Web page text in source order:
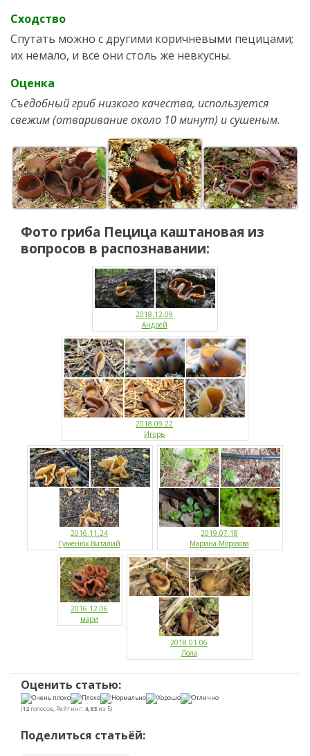
Сходство
Спутать можно с другими коричневыми пецицами;
их немало, и все они столь же невкусны.
Оценка
Съедобный гриб низкого качества, используется
свежим (отваривание около 10 минут) и сушеным.
Фото гриба Пецица каштановая из
вопросов в распознавании:
2018.12.09
Андрей
2018.09.22
Игорь
2016.11.24
Гуменюк Виталий
2019.07.18
Марина Морозова
2016.12.06
мари
2018.01.06
Лола
Оценить статью:
(12 голосов, Рейтинг: 4,83 из 5)
Поделиться статьёй: